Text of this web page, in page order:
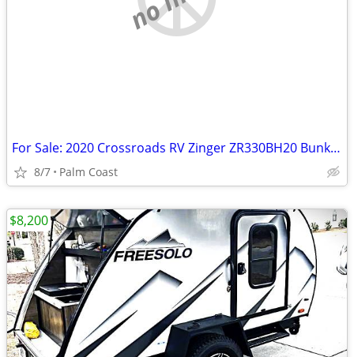
For Sale: 2020 Crossroads RV Zinger ZR330BH20 Bunkhouse Travel Trailer
8/7 Palm Coast
$8,200